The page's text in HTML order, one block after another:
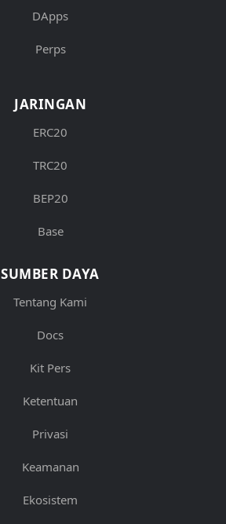
DApps
Perps
JARINGAN
ERC20
TRC20
BEP20
Base
SUMBER DAYA
Tentang Kami
Docs
Kit Pers
Ketentuan
Privasi
Keamanan
Ekosistem